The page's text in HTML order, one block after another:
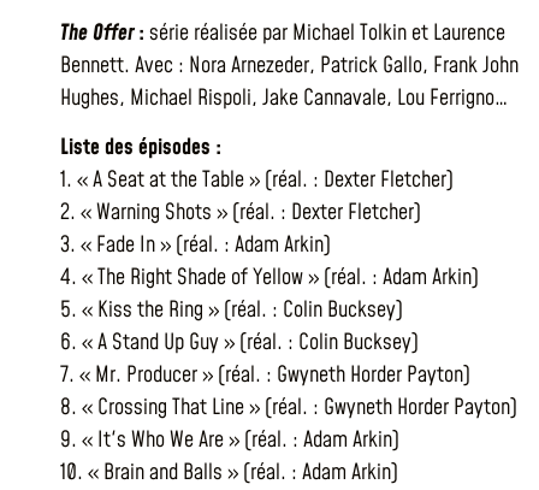
The Offer: série réalisée par Michael Tolkin et Laurence
Bennett. Avec : Nora Arnezeder, Patrick Gallo, Frank John
Hughes, Michael Rispoli, Jake Cannavale, Lou Ferrigno…
Liste des épisodes :
1. « A Seat at the Table » (réal. : Dexter Fletcher)
2. « Warning Shots » (réal. : Dexter Fletcher)
3. « Fade In » (réal. : Adam Arkin)
4. « The Right Shade of Yellow » (réal. : Adam Arkin)
5. « Kiss the Ring » (réal. : Colin Bucksey)
6. « A Stand Up Guy » (réal. : Colin Bucksey)
7. « Mr. Producer » (réal. : Gwyneth Horder Payton)
8. « Crossing That Line » (réal. : Gwyneth Horder Payton)
9. « It's Who We Are » (réal. : Adam Arkin)
10. « Brain and Balls » (réal. : Adam Arkin)